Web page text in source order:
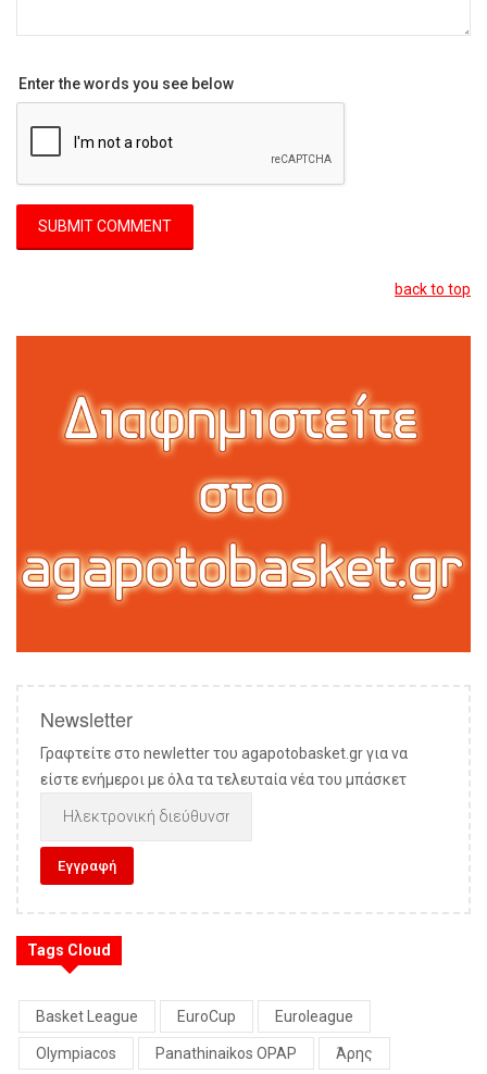
Enter the words you see below
back to top
Newsletter
Γραφτείτε στο newletter του agapotobasket.gr για να
είστε ενήμεροι με όλα τα τελευταία νέα του μπάσκετ
Tags Cloud
Basket League EuroCup Euroleague
Olympiacos Panathinaikos OPAP Άρης